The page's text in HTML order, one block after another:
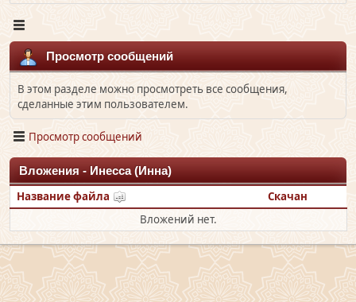
Просмотр сообщений
В этом разделе можно просмотреть все сообщения,
сделанные этим пользователем.
Просмотр сообщений
Вложения - Инесса (Инна)
Название файла
Скачан
Вложений нет.